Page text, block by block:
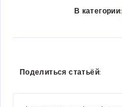
В категории:
Поделиться статьёй: